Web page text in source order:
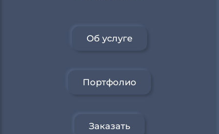
Об услуге
Портфолио
Заказать